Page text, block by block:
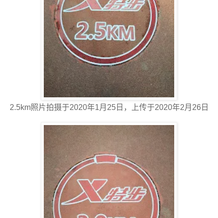
2.5km照片拍摄于2020年1月25日，上传于2020年2月26日